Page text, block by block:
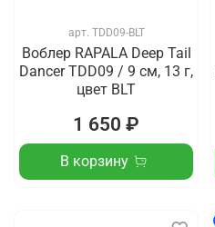
арт. TDD09-BLT
Воблер RAPALA Deep Tail
Dancer TDD09 / 9 см, 13 г,
цвет BLT
1 650 ₽
В корзину